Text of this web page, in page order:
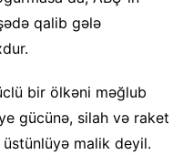
qalib gələ
bir ölkəni məğlub
gücünə, silah və raket
malik deyil.